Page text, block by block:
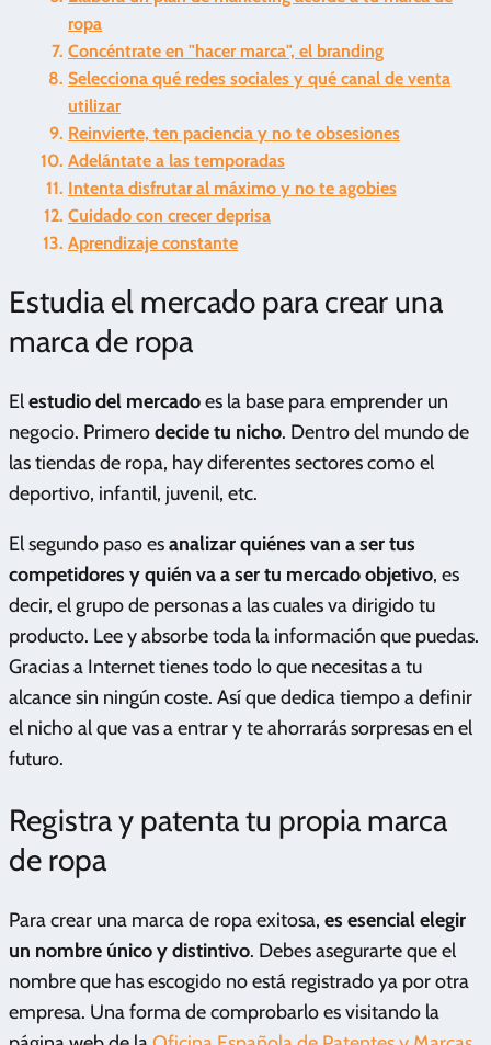
ropa
Concéntrate en "hacer marca", el branding
Selecciona qué redes sociales y qué canal de venta
utilizar
Reinvierte, ten paciencia y no te obsesiones
Adelántate a las temporadas
Intenta disfrutar al máximo y no te agobies
Cuidado con crecer deprisa
Aprendizaje constante
Estudia el mercado para crear una
marca de ropa
Elestudio del mercadoes la base para emprender un
negocio. Primerodecide tu nicho. Dentro del mundo de
las tiendas de ropa, hay diferentes sectores como el
deportivo, infantil, juvenil, etc.
El segundo paso esanalizar quiénes van a ser tus
competidores y quién va a ser tu mercado objetivo, es
decir, el grupo de personas a las cuales va dirigido tu
producto. Lee y absorbe toda la información que puedas.
Gracias a Internet tienes todo lo que necesitas a tu
alcance sin ningún coste. Así que dedica tiempo a definir
el nicho al que vas a entrar y te ahorrarás sorpresas en el
futuro.
Registra y patenta tu propia marca
de ropa
Para crear una marca de ropa exitosa, es esencial elegir
un nombre único y distintivo. Debes asegurarte que el
nombre que has escogido no está registrado ya por otra
empresa. Una forma de comprobarlo es visitando la